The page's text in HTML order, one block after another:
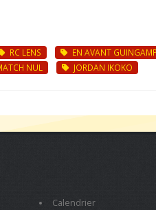
RC LENS
EN AVANT GUINGAMP
NUL JORDAN IKOKO
Calendrier